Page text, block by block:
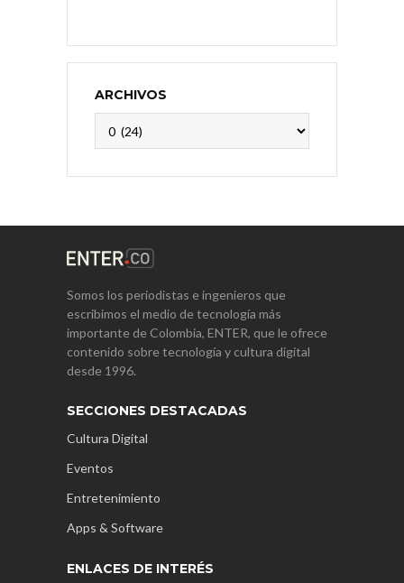
ARCHIVOS
Somos los periodistas e ingenieros que
escribimos el medio de tecnología más
importante de Colombia, ENTER, que le ofrece
contenido sobre tecnología y cultura digital
desde 1996.
SECCIONES DESTACADAS
Cultura Digital
Eventos
Entretenimiento
Apps & Software
ENLACES DE INTERÉS